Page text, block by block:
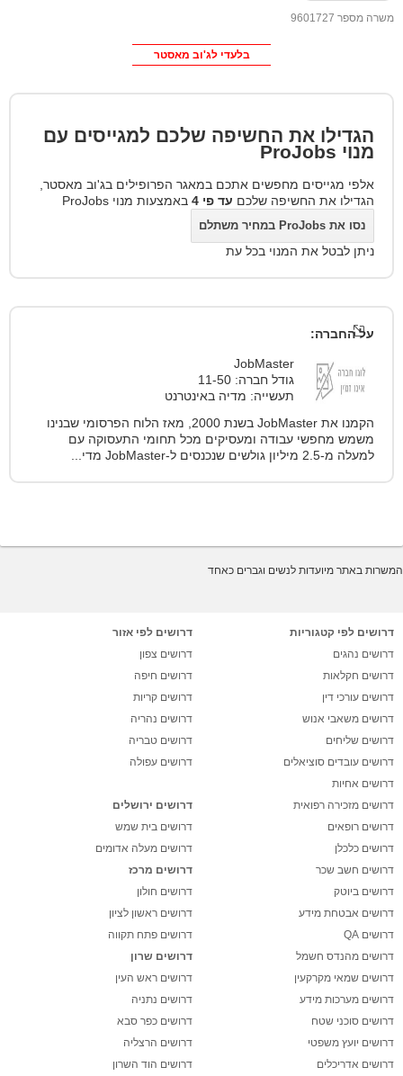
משרה מספר 9601727
בלעדי לג'וב מאסטר
הגדילו את החשיפה שלכם למגייסים עם
מנוי ProJobs
אלפי מגייסים מחפשים אתכם במאגר הפרופילים בג'וב מאסטר,
הגדילו את החשיפה שלכם עד פי 4 באמצעות מנוי ProJobs
נסו את ProJobs במחיר משתלם
ניתן לבטל את המנוי בכל עת
על החברה:
JobMaster
גודל חברה: 11-50
תעשייה: מדיה באינטרנט
הקמנו את JobMaster בשנת 2000, מאז הלוח הפרסומי שבנינו
משמש מחפשי עבודה ומעסיקים מכל תחומי התעסוקה עם
למעלה מ-2.5 מיליון גולשים שנכנסים ל-JobMaster מדי...
המשרות באתר מיועדות לנשים וגברים כאחד
דרושים לפי קטגוריות
דרושים נהגים
דרושים חקלאות
דרושים עורכי דין
דרושים משאבי אנוש
דרושים שליחים
דרושים עובדים סוציאלים
דרושים אחיות
דרושים מזכירה רפואית
דרושים רופאים
דרושים כלכלן
דרושים חשב שכר
דרושים ביוטק
דרושים אבטחת מידע
דרושים QA
דרושים מהנדס חשמל
דרושים שמאי מקרקעין
דרושים מערכות מידע
דרושים סוכני שטח
דרושים יועץ משפטי
דרושים אדריכלים
דרושים לפי אזור
דרושים צפון
דרושים חיפה
דרושים קריות
דרושים נהריה
דרושים טבריה
דרושים עפולה
דרושים ירושלים
דרושים בית שמש
דרושים מעלה אדומים
דרושים מרכז
דרושים חולון
דרושים ראשון לציון
דרושים פתח תקווה
דרושים שרון
דרושים ראש העין
דרושים נתניה
דרושים כפר סבא
דרושים הרצליה
דרושים הוד השרון